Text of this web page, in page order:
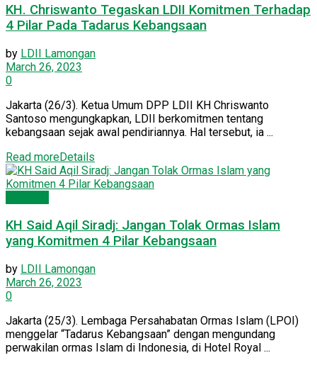
KH. Chriswanto Tegaskan LDII Komitmen Terhadap
4 Pilar Pada Tadarus Kebangsaan
by LDII Lamongan
March 26, 2023
0
Jakarta (26/3). Ketua Umum DPP LDII KH Chriswanto
Santoso mengungkapkan, LDII berkomitmen tentang
kebangsaan sejak awal pendiriannya. Hal tersebut, ia ...
Read moreDetails
KH Said Aqil Siradj: Jangan Tolak Ormas Islam
yang Komitmen 4 Pilar Kebangsaan
by LDII Lamongan
March 26, 2023
0
Jakarta (25/3). Lembaga Persahabatan Ormas Islam (LPOI)
menggelar “Tadarus Kebangsaan” dengan mengundang
perwakilan ormas Islam di Indonesia, di Hotel Royal ...